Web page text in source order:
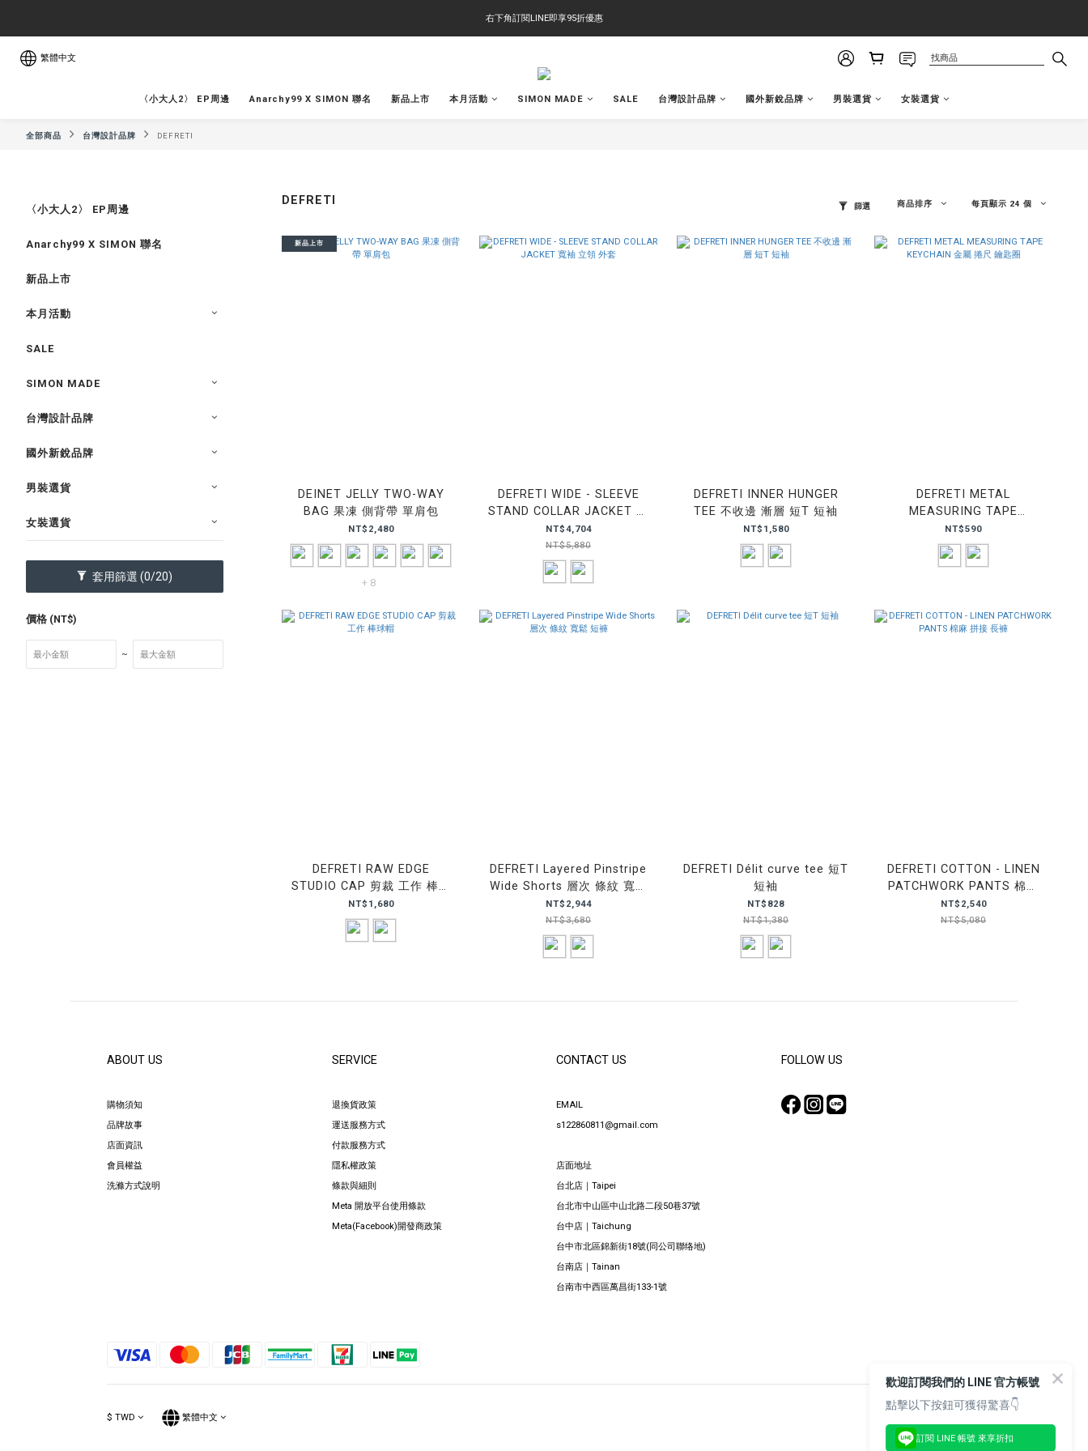
右下角訂閱LINE即享95折優惠
右下角訂閱LINE即享95折優惠
繁體中文
〈小大人2〉 EP周邊 Anarchy99 X SIMON 聯名 新品上市 本月活動 SIMON MADE SALE 台灣設計品牌 國外新銳品牌 男裝選貨 女裝選貨
全部商品 台灣設計品牌 DEFRETI
〈小大人2〉 EP周邊
Anarchy99 X SIMON 聯名
新品上市
本月活動
SALE
SIMON MADE
台灣設計品牌
國外新銳品牌
男裝選貨
女裝選貨
套用篩選 (0/20)
價格 (NT$)
~
DEFRETI 篩選 商品排序 每頁顯示 24 個
新品上市
DEINET JELLY TWO-WAY
BAG 果凍 側背帶 單肩包
NT$2,480
+ 8
DEFRETI WIDE - SLEEVE
STAND COLLAR JACKET 寬
袖 立領 外套
NT$4,704
NT$5,880
DEFRETI INNER HUNGER
TEE 不收邊 漸層 短T 短袖
NT$1,580
DEFRETI METAL
MEASURING TAPE
KEYCHAIN 金屬 捲尺 鑰匙圈
NT$590
DEFRETI RAW EDGE
STUDIO CAP 剪裁 工作 棒球
帽
NT$1,680
DEFRETI Layered Pinstripe
Wide Shorts 層次 條紋 寬鬆
短褲
NT$2,944
NT$3,680
DEFRETI Délit curve tee 短T
短袖
NT$828
NT$1,380
DEFRETI COTTON - LINEN
PATCHWORK PANTS 棉麻
拼接 長褲
NT$2,540
NT$5,080
ABOUT US
購物須知
品牌故事
店面資訊
會員權益
洗滌方式說明
SERVICE
退換貨政策
運送服務方式
付款服務方式
隱私權政策
條款與細則
Meta 開放平台使用條款
Meta(Facebook)開發商政策
CONTACT US
EMAIL
s122860811@gmail.com
店面地址
台北店｜Taipei
台北市中山區中山北路二段50巷37號
台中店｜Taichung
台中市北區錦新街18號(同公司聯络地)
台南店｜Tainan
台南市中西區萬昌街133-1號
FOLLOW US
$ TWD 繁體中文
歡迎訂閱我們的 LINE 官方帳號
點擊以下按鈕可獲得驚喜👇
訂閱 LINE 帳號 來享折扣